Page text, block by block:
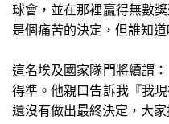
球會，並在那裡贏得無數
是個痛苦的決定，但誰知
這名埃及國家隊門將續謂
得準。他親口告訴我『我
還沒有做出最終決定，大家